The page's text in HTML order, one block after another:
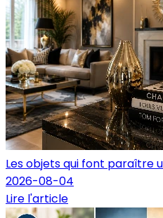
Les objets qui font paraître
2026-08-04
Lire l'article